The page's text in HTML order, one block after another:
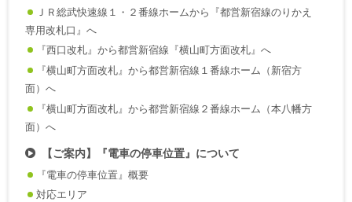
ＪＲ総武快速線１・２番線ホームから『都営新宿線のりかえ
専用改札口』へ
『西口改札』から都営新宿線『横山町方面改札』へ
『横山町方面改札』から都営新宿線１番線ホーム（新宿方
面）へ
『横山町方面改札』から都営新宿線２番線ホーム（本八幡方
面）へ
【ご案内】『電車の停車位置』について
『電車の停車位置』概要
対応エリア